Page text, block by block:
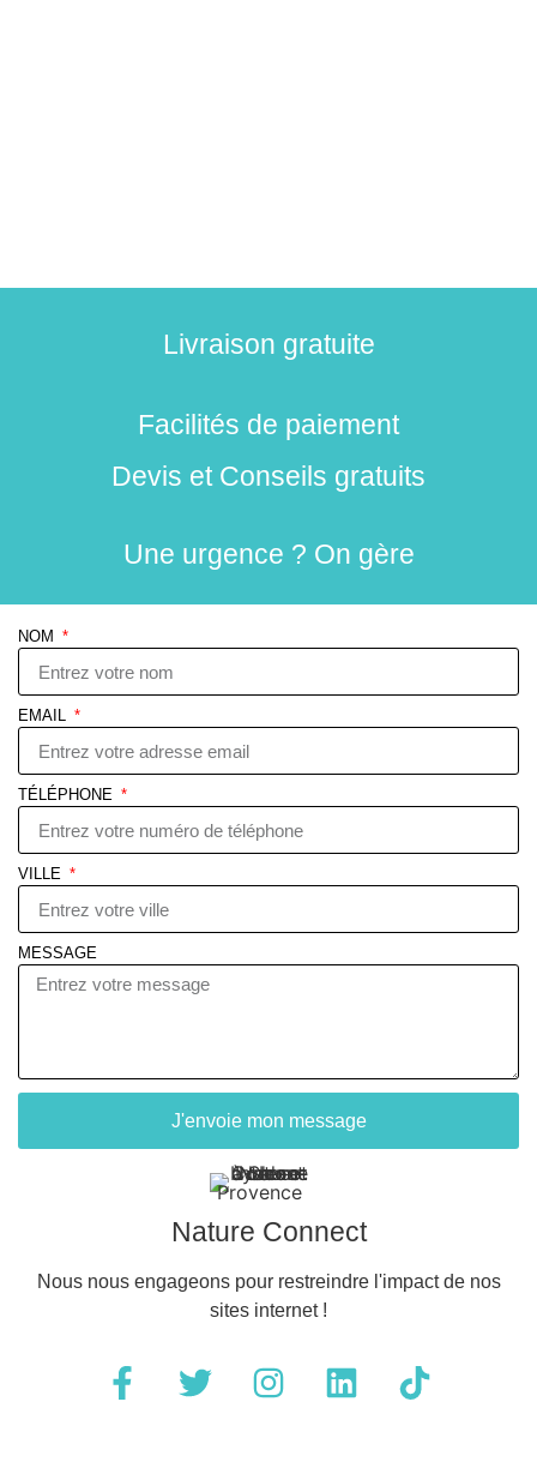
Livraison gratuite
Facilités de paiement
Devis et Conseils gratuits
Une urgence ? On gère
NOM
EMAIL
TÉLÉPHONE
VILLE
MESSAGE
J'envoie mon message
Nature Connect
Nous nous engageons pour restreindre l'impact de nos
sites internet !